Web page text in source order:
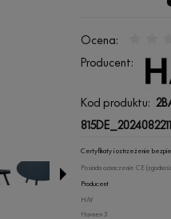
Ocena:
Producent:
Kod produktu:
Certyfikaty i ostrzeżenie
Posiada oznaczenie CE
Producent
HAY
Havnen 3